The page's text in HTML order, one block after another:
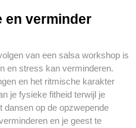
en verminder
van een salsa workshop is
en stress kan verminderen.
en het ritmische karakter
je fysieke fitheid terwijl je
dansen op de opzwepende
en je geest te